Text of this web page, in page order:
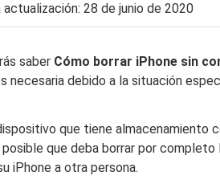
actualización: 28 de junio de 2020
saber Cómo borrar iPhone sin
necesaria debido a la situación
que tiene almacenamiento
que deba borrar por completo
iPhone a otra persona.